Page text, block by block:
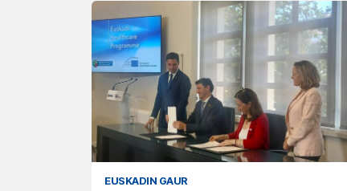
EUSKADIN GAUR